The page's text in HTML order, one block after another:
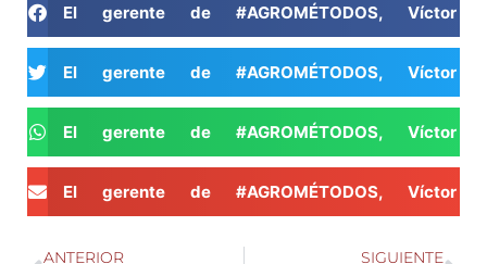
El gerente de #AGROMÉTODOS,
El gerente de #AGROMÉTODOS,
El gerente de #AGROMÉTODOS,
El gerente de #AGROMÉTODOS,
ANTERIOR SIGUIENTE